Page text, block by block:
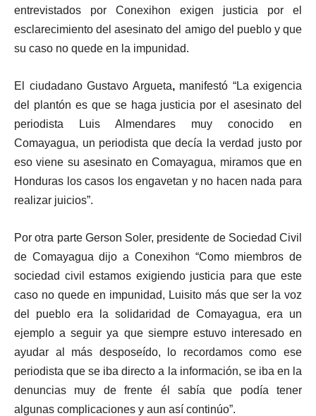
entrevistados por Conexihon exigen justicia por el
esclarecimiento del asesinato del amigo del pueblo y que
su caso no quede en la impunidad.
El ciudadano Gustavo Argueta, manifestó “La exigencia
del plantón es que se haga justicia por el asesinato del
periodista Luis Almendares muy conocido en
Comayagua, un periodista que decía la verdad justo por
eso viene su asesinato en Comayagua, miramos que en
Honduras los casos los engavetan y no hacen nada para
realizar juicios”.
Por otra parte Gerson Soler, presidente de Sociedad Civil
de Comayagua dijo a Conexihon “Como miembros de
sociedad civil estamos exigiendo justicia para que este
caso no quede en impunidad, Luisito más que ser la voz
del pueblo era la solidaridad de Comayagua, era un
ejemplo a seguir ya que siempre estuvo interesado en
ayudar al más desposeído, lo recordamos como ese
periodista que se iba directo a la información, se iba en la
denuncias muy de frente él sabía que podía tener
algunas complicaciones y aun así continúo”.